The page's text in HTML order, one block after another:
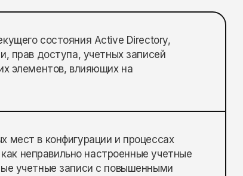
состояния Active Directory,
прав доступа, учетных записей
элементов, влияющих на
мест в конфигурации и процессах
неправильно настроенные учетные
учетные записи с повышенными